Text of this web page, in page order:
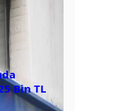
Bin TL